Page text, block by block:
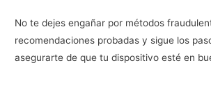
No te dejes engañar por métodos
recomendaciones probadas y sigue los
asegurarte de que tu dispositivo esté en